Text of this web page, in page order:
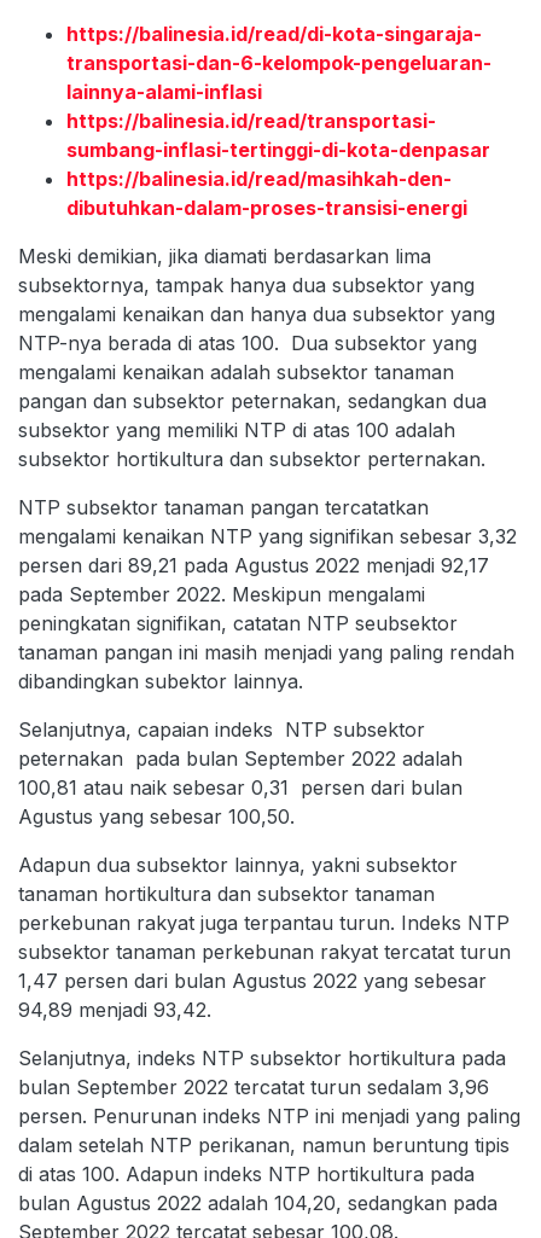
https://balinesia.id/read/di-kota-singaraja-
transportasi-dan-6-kelompok-pengeluaran-
lainnya-alami-inflasi
https://balinesia.id/read/transportasi-
sumbang-inflasi-tertinggi-di-kota-denpasar
https://balinesia.id/read/masihkah-den-
dibutuhkan-dalam-proses-transisi-energi
Meski demikian, jika diamati berdasarkan lima
subsektornya, tampak hanya dua subsektor yang
mengalami kenaikan dan hanya dua subsektor yang
NTP-nya berada di atas 100. Dua subsektor yang
mengalami kenaikan adalah subsektor tanaman
pangan dan subsektor peternakan, sedangkan dua
subsektor yang memiliki NTP di atas 100 adalah
subsektor hortikultura dan subsektor perternakan.
NTP subsektor tanaman pangan tercatatkan
mengalami kenaikan NTP yang signifikan sebesar 3,32
persen dari 89,21 pada Agustus 2022 menjadi 92,17
pada September 2022. Meskipun mengalami
peningkatan signifikan, catatan NTP seubsektor
tanaman pangan ini masih menjadi yang paling rendah
dibandingkan subektor lainnya.
Selanjutnya, capaian indeks NTP subsektor
peternakan pada bulan September 2022 adalah
100,81 atau naik sebesar 0,31 persen dari bulan
Agustus yang sebesar 100,50.
Adapun dua subsektor lainnya, yakni subsektor
tanaman hortikultura dan subsektor tanaman
perkebunan rakyat juga terpantau turun. Indeks NTP
subsektor tanaman perkebunan rakyat tercatat turun
1,47 persen dari bulan Agustus 2022 yang sebesar
94,89 menjadi 93,42.
Selanjutnya, indeks NTP subsektor hortikultura pada
bulan September 2022 tercatat turun sedalam 3,96
persen. Penurunan indeks NTP ini menjadi yang paling
dalam setelah NTP perikanan, namun beruntung tipis
di atas 100. Adapun indeks NTP hortikultura pada
bulan Agustus 2022 adalah 104,20, sedangkan pada
September 2022 tercatat sebesar 100,08.